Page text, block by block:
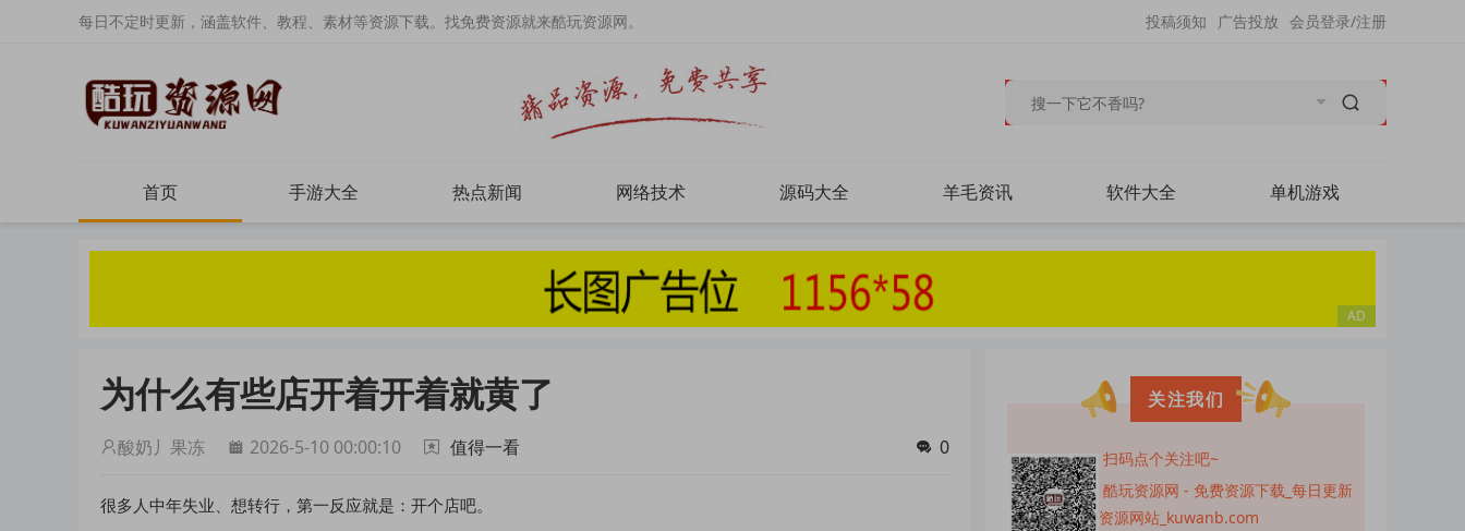
每日不定时更新，涵盖软件、教程、素材等资源下载。找免费资源就来酷玩资源网。 会员登录/注册
广告投放
投稿须知
首页 手游大全 热点新闻 网络技术 源码大全 羊毛资讯 软件大全 单机游戏
为什么有些店开着开着就黄了
酸奶丿果冻 2026-5-10 00:00:10 值得一看 0
很多人中年失业、想转行，第一反应就是：开个店吧。
关注我们
扫码点个关注吧~
酷玩资源网 - 免费资源下载_每日更新
资源网站_kuwanb.com